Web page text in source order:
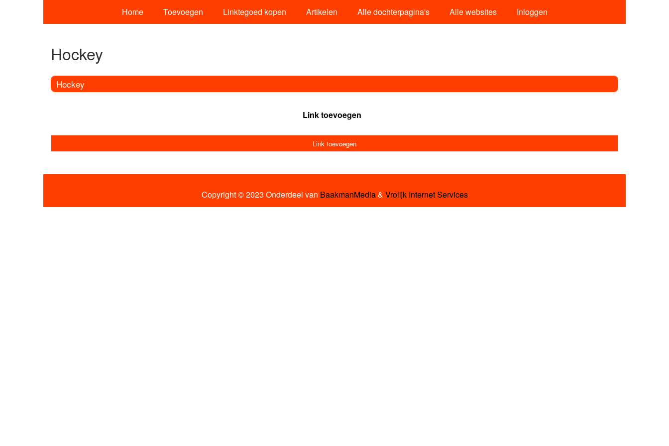
Home Toevoegen Linktegoed kopen Artikelen Alle dochterpagina's Alle websites Inloggen
Hockey
Hockey
Link toevoegen
Link toevoegen
Copyright © 2023 Onderdeel van BaakmanMedia& Vrolijk Internet Services